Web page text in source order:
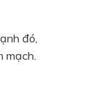
đó,
mạch.